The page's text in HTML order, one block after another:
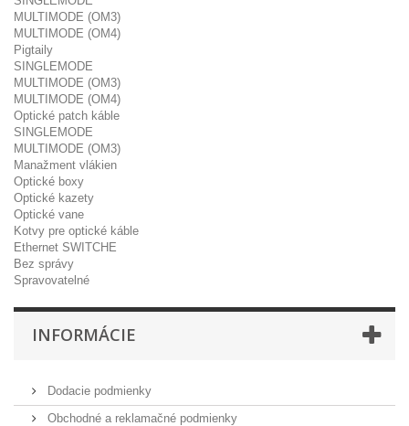
MULTIMODE (OM3)
MULTIMODE (OM4)
Pigtaily
SINGLEMODE
MULTIMODE (OM3)
MULTIMODE (OM4)
Optické patch káble
SINGLEMODE
MULTIMODE (OM3)
Manažment vlákien
Optické boxy
Optické kazety
Optické vane
Kotvy pre optické káble
Ethernet SWITCHE
Bez správy
Spravovatelné
INFORMÁCIE
Dodacie podmienky
Obchodné a reklamačné podmienky